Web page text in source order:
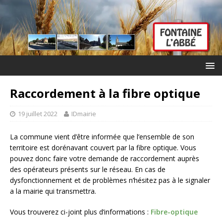
Raccordement à la fibre optique
19 juillet 2022 IDmairie
La commune vient d’être informée que l’ensemble de son
territoire est dorénavant couvert par la fibre optique. Vous
pouvez donc faire votre demande de raccordement auprès
des opérateurs présents sur le réseau. En cas de
dysfonctionnement et de problèmes n’hésitez pas à le signaler
a la mairie qui transmettra.
Vous trouverez ci-joint plus d’informations : Fibre-optique